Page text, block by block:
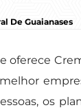
De Guaianases
oferece
os